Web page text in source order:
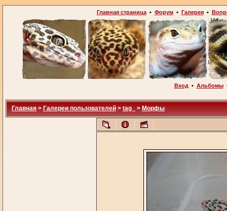
Главная страница• Форум• Галерея•
Вход • Альбомы
Главная > Галереи пользователей > tag_ > Морфы